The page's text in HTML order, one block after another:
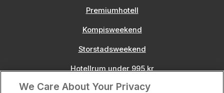
Premiumhotell
Kompisweekend
Storstadsweekend
Hotellrum under 995 kr
Spahotell
We Care About Your Privacy